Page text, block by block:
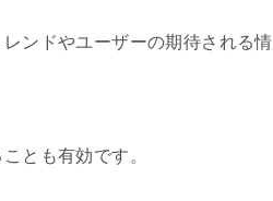
ンドやユーザーの期待される情
とも有効です。